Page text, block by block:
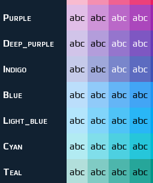
Purple abc abc abc abc
Deep_purple abc abc abc abc
Indigo abc abc abc abc
Blue abc abc abc abc
Light_blue abc abc abc abc
Cyan abc abc abc abc
Teal abc abc abc abc